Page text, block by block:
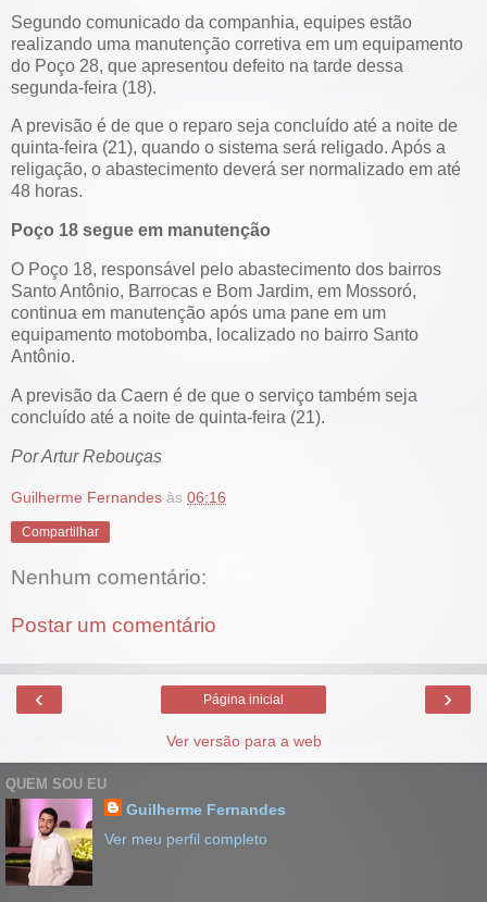
Segundo comunicado da companhia, equipes estão
realizando uma manutenção corretiva em um equipamento
do Poço 28, que apresentou defeito na tarde dessa
segunda-feira (18).
A previsão é de que o reparo seja concluído até a noite de
quinta-feira (21), quando o sistema será religado. Após a
religação, o abastecimento deverá ser normalizado em até
48 horas.
Poço 18 segue em manutenção
O Poço 18, responsável pelo abastecimento dos bairros
Santo Antônio, Barrocas e Bom Jardim, em Mossoró,
continua em manutenção após uma pane em um
equipamento motobomba, localizado no bairro Santo
Antônio.
A previsão da Caern é de que o serviço também seja
concluído até a noite de quinta-feira (21).
Por Artur Rebouças
Guilherme Fernandes às 06:16
Compartilhar
Nenhum comentário:
Postar um comentário
‹ ›
Página inicial
Ver versão para a web
QUEM SOU EU
Guilherme Fernandes
Ver meu perfil completo